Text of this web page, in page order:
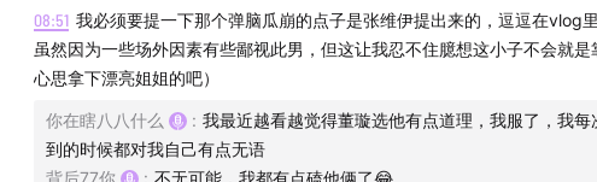
欢迎以各种合法的理由联系我们，我们的邮箱是
77，88，静待君来。
08:51 我必须要提一下那个弹脑瓜崩的点子是张维伊提出来的，逗逗在vlog
虽然因为一些场外因素有些鄙视此男，但这让我忍不住臆想这小子不会就是
心思拿下漂亮姐姐的吧）
你在瞎八八什么 : 我最近越看越觉得董璇选他有点道理，我服了，我每
到的时候都对我自己有点无语
背后77你
: 不无可能，我都有点磕他俩了😂